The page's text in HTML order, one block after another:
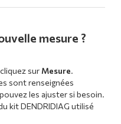
mesure ?
sur Mesure.
sont renseignées
les ajuster si besoin.
kit DENDRIDIAG utilisé